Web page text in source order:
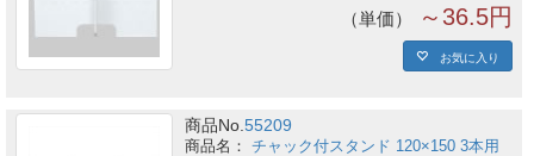
単価 ～36.5円
お気に入り
商品No.55209
チャック付スタンド 120×150 3本用